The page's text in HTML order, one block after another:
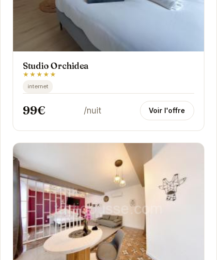
Studio Orchidea
★★★★★
internet
99€ /nuit Voir l'offre